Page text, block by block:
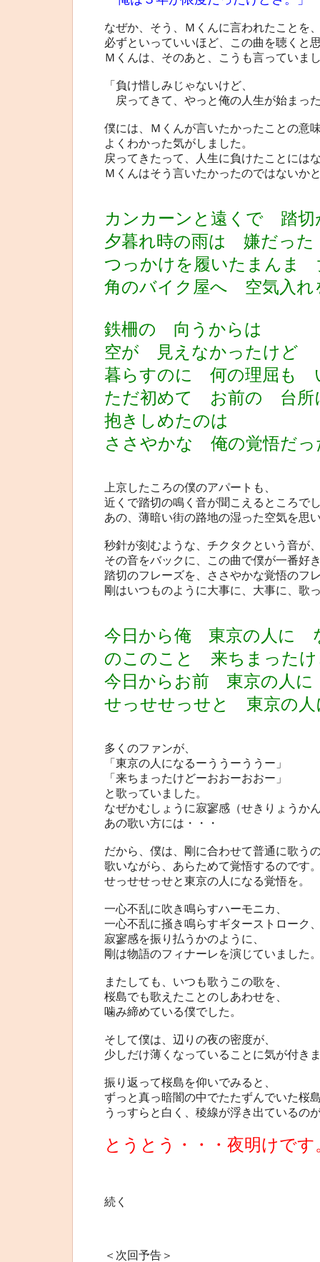
なぜか、そう、Ｍくんに言われたことを
必ずといっていいほど、この曲を聴くと
Ｍくんは、そのあと、こうも言っていま
「負け惜しみじゃないけど、
戻ってきて、やっと俺の人生が始まっ
僕には、Ｍくんが言いたかったことの意
よくわかった気がしました。
戻ってきたって、人生に負けたことには
Ｍくんはそう言いたかったのではないか
カンカーンと遠くで 踏
夕暮れ時の雨は 嫌だった
つっかけを履いたまんま
角のバイク屋へ 空気入
鉄柵の 向うからは
空が 見えなかったけど
暮らすのに 何の理屈も
ただ初めて お前の 台所
抱きしめたのは
ささやかな 俺の覚悟だっ
上京したころの僕のアパートも、
近くで踏切の鳴く音が聞こえるところで
あの、薄暗い街の路地の湿った空気を思
秒針が刻むような、チクタクという音が
その音をバックに、この曲で僕が一番好
踏切のフレーズを、ささやかな覚悟のフ
剛はいつものように大事に、大事に、歌
今日から俺 東京の人に
のこのこと 来ちまったけ
今日からお前 東京の人
せっせせっせと 東京の
多くのファンが、
「東京の人になるーううーううー」
「来ちまったけどーおおーおおー」
と歌っていました。
なぜかむしょうに寂寥感（せきりょうか
あの歌い方には・・・
だから、僕は、剛に合わせて普通に歌う
歌いながら、あらためて覚悟するのです
せっせせっせと東京の人になる覚悟を。
一心不乱に吹き鳴らすハーモニカ、
一心不乱に掻き鳴らすギターストローク
寂寥感を振り払うかのように、
剛は物語のフィナーレを演じていました
またしても、いつも歌うこの歌を、
桜島でも歌えたことのしあわせを、
噛み締めている僕でした。
そして僕は、辺りの夜の密度が、
少しだけ薄くなっていることに気が付き
振り返って桜島を仰いでみると、
ずっと真っ暗闇の中でたたずんでいた桜
うっすらと白く、稜線が浮き出ているの
とうとう・・・夜明けです
続く
＜次回予告＞